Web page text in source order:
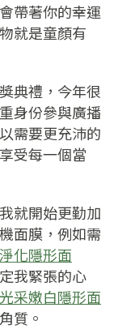
帶著你的幸運
就是童顏有
典禮，今年很
身份參與廣播
需要更充沛的
受每一個當
就開始更勤加
面膜，例如需
化隱形面
我緊張的心
采嫩白隱形面
質。